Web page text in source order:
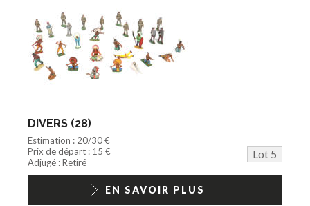
DIVERS (28)
Estimation : 20/30 €
Prix de départ : 15 €
Lot 5
Adjugé : Retiré
EN SAVOIR PLUS